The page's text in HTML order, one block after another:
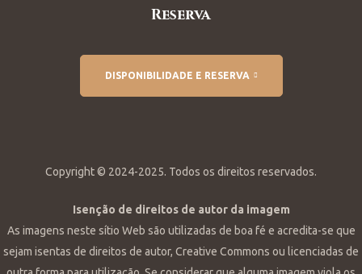
Reserva
DISPONIBILIDADE E RESERVA
Copyright © 2024-2025. Todos os direitos reservados.
Isenção de direitos de autor da imagem
As imagens neste sítio Web são utilizadas de boa fé e acredita-se que
sejam isentas de direitos de autor, Creative Commons ou licenciadas de